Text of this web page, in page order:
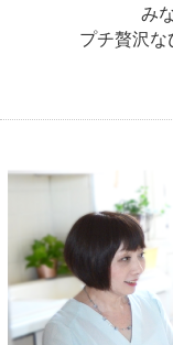
み
プチ贅沢な